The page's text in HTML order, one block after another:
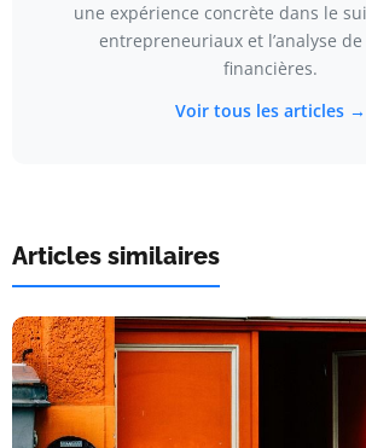
une expérience concrète dans le
entrepreneuriaux et l’analyse
financières.
Voir tous les articles →
Articles similaires